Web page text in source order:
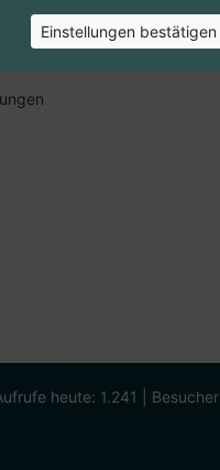
heute: 1.241 | Besucher
Einstellungen bestätigen